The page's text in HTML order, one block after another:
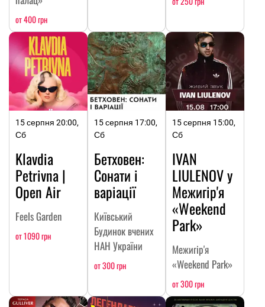
от 400 грн
15 серпня 20:00,
Сб
Klavdia
Petrivna |
Open Air
Feels Garden
от 1090 грн
15 серпня 17:00,
Сб
Бетховен:
Сонати і
варіації
Київський
Будинок вчених
НАН України
от 300 грн
15 серпня 15:00,
Сб
IVAN
LIULENOV у
Межигір'я
«Weekend
Park»
Межигір'я
«Weekend Park»
от 300 грн